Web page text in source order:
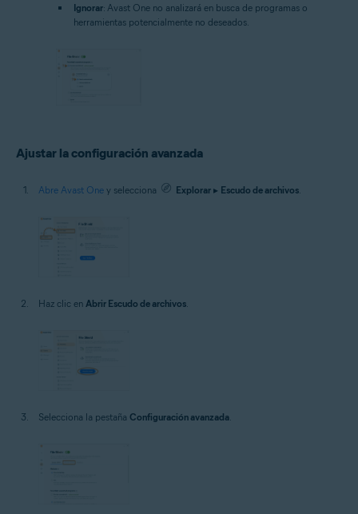
Ignorar: Avast One no analizará en busca de programas o
herramientas potencialmente no deseados.
Ajustar la configuración avanzada
Abre Avast One y selecciona Explorar ▸ Escudo de archivos.
Haz clic en Abrir Escudo de archivos
Selecciona la pestaña Configuración avanzada